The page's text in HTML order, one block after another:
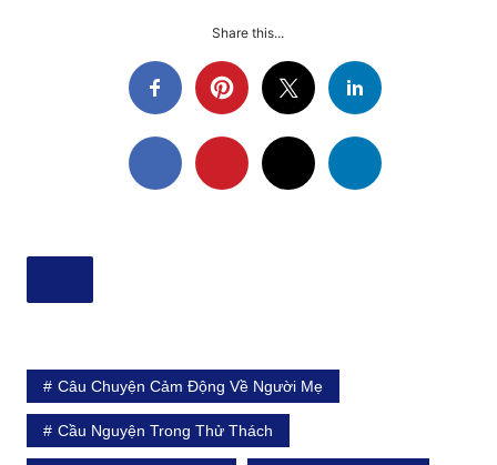
Share this...
Câu Chuyện Cảm Động Về Người Mẹ
Cầu Nguyện Trong Thử Thách